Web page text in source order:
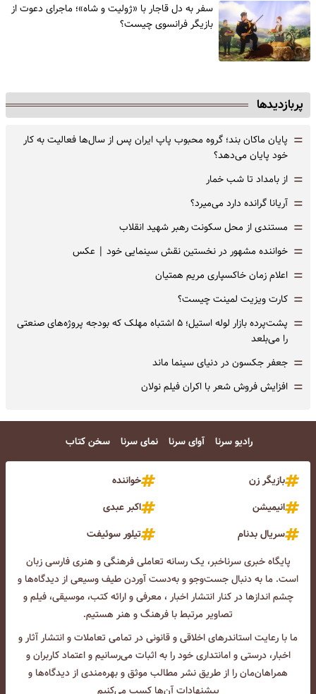
سفر به دل قاجار با «ژولیت و شاه»؛ ماجرای دعوت از
‌بازیگر فرانسوی چیست؟
پربازدیدها
= پایان ماکان بند؛ گروه محبوب پاپ ایران پس از سال‌ها فعالیت به کار
خود پایان می‌دهد؟
= از بامداد تا شب خمار
= آریانا گرانده دارد می‌میرد؟
= مستندی از محل سکونت رهبر شهید انقلاب
= خواننده مشهور در نخستین نقش سینمایی خود |‌ عکس
= اعلام زمان خاکسپاری مریم همتیان
= کارت ویزیت لمینت چیست؟
=
پشت‌پرده بازار لوله استیل؛ ۵ اشتباه مهلک که بودجه پروژه‌های صنعتی
را می‌بلعد
= جعفر جکسون در دنیای سینما ماند
= افزایش فروش شعر با اکران فیلم نولان
رادیو سرنا آوای سرنا نمای سرنا سخن کتاب
بازیگر زن
خواننده
انیمیشن
اکبر عبدی
سریال بدنام
تیلور سوئیفت
پایگاه خبری سرناخبر، یک رسانه تعاملی فرهنگی و هنری فارسی زبان
است. ما به دنبال جست‌و‌جو و به‌دست آوردن طیف وسیعی از دیدگاه‌ها و
چشم انداز‌ها در کنار انتشار اخبار ، معرفی و ارائه کتب، موسیقی، فیلم و
تصاویر مرتبط با فرهنگ و هنر هستیم.
ما با رعایت استاندرهای اخلاقی و قانونی در تمامی تعاملات و انتشار آثار و
اخبار، درستی و امانتداری خود را به اثبات می‌رسانیم و اعتماد کاربران و
همراهان‌مان را از طریق نشر مطالب موثق و بهره‌مندی از دیدگاه‌ها و